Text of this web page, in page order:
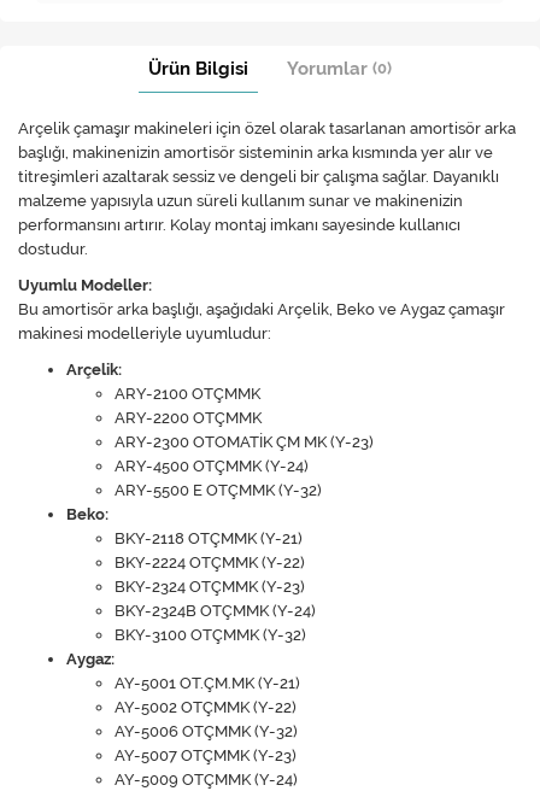
Ürün Bilgisi Yorumlar (0)
Arçelik çamaşır makineleri için özel olarak tasarlanan amortisör arka
başlığı, makinenizin amortisör sisteminin arka kısmında yer alır ve
titreşimleri azaltarak sessiz ve dengeli bir çalışma sağlar. Dayanıklı
malzeme yapısıyla uzun süreli kullanım sunar ve makinenizin
performansını artırır. Kolay montaj imkanı sayesinde kullanıcı
dostudur.​
Uyumlu Modeller:
Bu amortisör arka başlığı, aşağıdaki Arçelik, Beko ve Aygaz çamaşır
makinesi modelleriyle uyumludur:​
Arçelik:
ARY-2100 OTÇMMK​
ARY-2200 OTÇMMK​
ARY-2300 OTOMATİK ÇM MK (Y-23)​
ARY-4500 OTÇMMK (Y-24)​
ARY-5500 E OTÇMMK (Y-32)​
Beko:
BKY-2118 OTÇMMK (Y-21)​
BKY-2224 OTÇMMK (Y-22)​
BKY-2324 OTÇMMK (Y-23)​
BKY-2324B OTÇMMK (Y-24)​
BKY-3100 OTÇMMK (Y-32)​
Aygaz:
AY-5001 OT.ÇM.MK (Y-21)​
AY-5002 OTÇMMK (Y-22)​
AY-5006 OTÇMMK (Y-32)
AY-5007 OTÇMMK (Y-23)​
AY-5009 OTÇMMK (Y-24)​